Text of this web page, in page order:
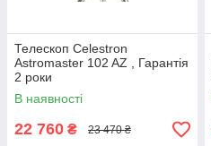
Телескоп Celestron
Astromaster 102 AZ , Гарантія
2 роки
В наявності
22 760 ₴ 23 470 ₴